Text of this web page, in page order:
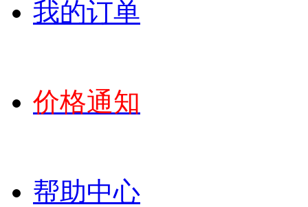
我的订单
价格通知
帮助中心